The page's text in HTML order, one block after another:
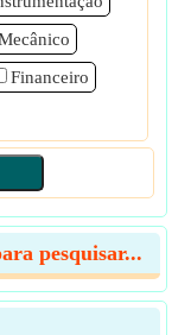
Financeiro
pesquisar...